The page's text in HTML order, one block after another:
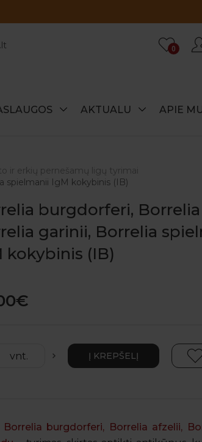
0
AKTUALU APIE
ir erkių pernešamų ligų tyrimai
spielmanii IgM kokybinis (IB)
burgdorferi, Borrelia
garinii, Borrelia
kokybinis (IB)
burgdorferi, Borrelia afzelii,